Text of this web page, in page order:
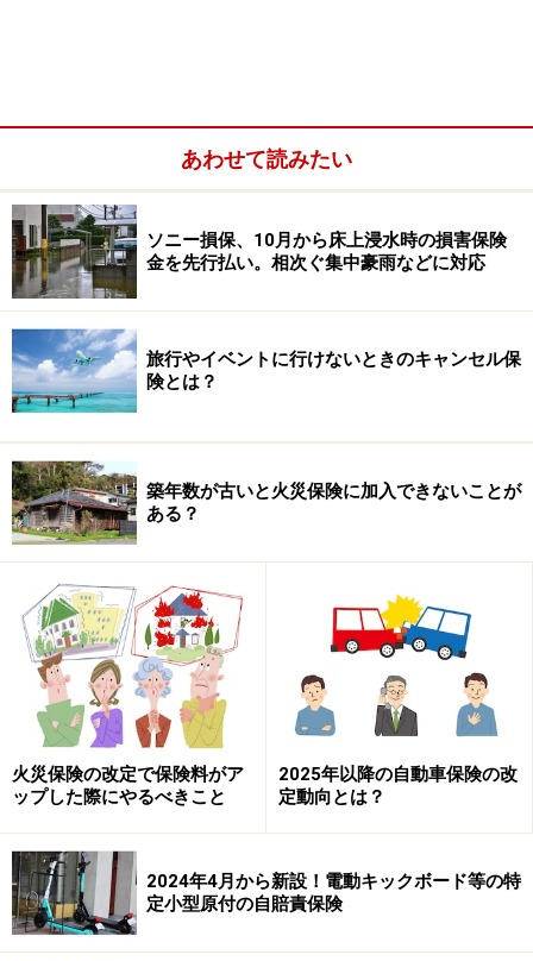
あわせて読みたい
ソニー損保、10月から床上浸水時の損害保険
金を先行払い。相次ぐ集中豪雨などに対応
旅行やイベントに行けないときのキャンセル保
険とは？
築年数が古いと火災保険に加入できないことが
ある？
火災保険の改定で保険料がア
ップした際にやるべきこと
2025年以降の自動車保険の改
定動向とは？
2024年4月から新設！電動キックボード等の特
定小型原付の自賠責保険